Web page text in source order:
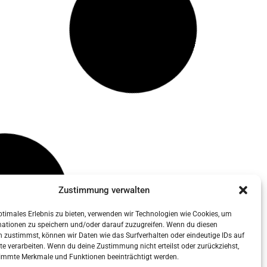
Zustimmung verwalten
Erlebnis zu bieten, verwenden wir Technologien wie Cookies, um
zu speichern und/oder darauf zuzugreifen. Wenn du diesen
zustimmst, können wir Daten wie das Surfverhalten oder eindeutige IDs auf
verarbeiten. Wenn du deine Zustimmung nicht erteilst oder zurückziehst,
Merkmale und Funktionen beeinträchtigt werden.
Anfänger: Wie du mit 0 € Budget
neue Kunden gewinnst
Du willst Kunden gewinnen, aber dein Marketing-
nichts? Dann ist dieser Artikel für dich. Hier
erfährst du, wie du mit smartem Content
Marketing auch ohne Werbegeld sichtbar wirst,
Vertrauen aufbaust – und aus Lesern echte
Kunden machst. Direkt, ehrlich, umsetzbar.